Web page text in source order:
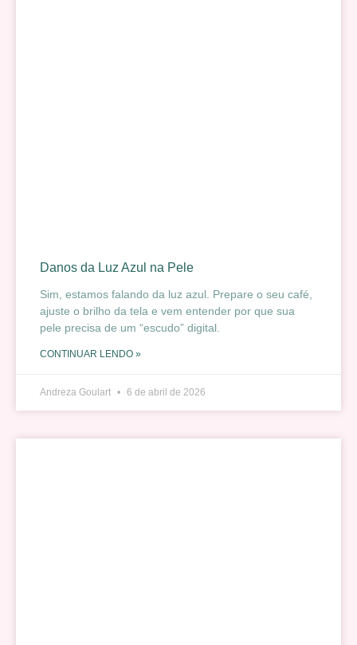
Danos da Luz Azul na Pele
Sim, estamos falando da luz azul. Prepare o seu café,
ajuste o brilho da tela e vem entender por que sua
pele precisa de um “escudo” digital.
CONTINUAR LENDO »
Andreza Goulart 6 de abril de 2026